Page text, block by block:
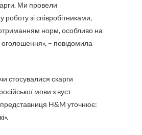
Ми провели
роботу зі співробітниками,
норм, особливо на
оголошення», – повідомила
стосувалися скарги
мови з вуст
представниця H&M уточнює: